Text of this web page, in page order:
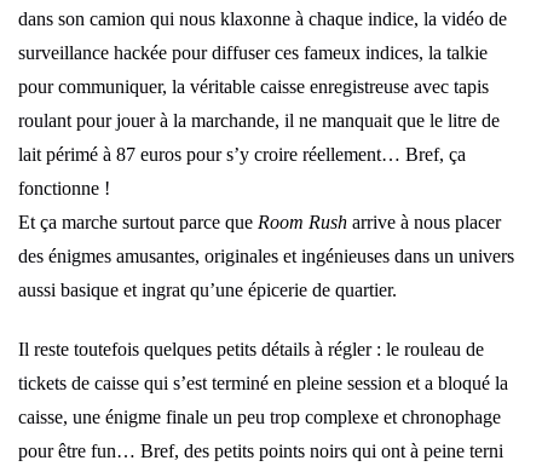
dans son camion qui nous klaxonne à chaque indice, la vidéo de
surveillance hackée pour diffuser ces fameux indices, la talkie
pour communiquer, la véritable caisse enregistreuse avec tapis
roulant pour jouer à la marchande, il ne manquait que le litre de
lait périmé à 87 euros pour s’y croire réellement… Bref, ça
fonctionne !
Et ça marche surtout parce que Room Rush arrive à nous placer
des énigmes amusantes, originales et ingénieuses dans un univers
aussi basique et ingrat qu’une épicerie de quartier.
Il reste toutefois quelques petits détails à régler : le rouleau de
tickets de caisse qui s’est terminé en pleine session et a bloqué la
caisse, une énigme finale un peu trop complexe et chronophage
pour être fun… Bref, des petits points noirs qui ont à peine terni